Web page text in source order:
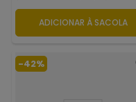
ADICIONAR À SACOLA
-42%